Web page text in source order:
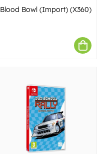
Blood Bowl (Import) (X360)